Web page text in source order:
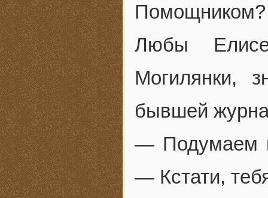
Любы
Могилянки,
бывшей
— Подумаем
— Кстати,